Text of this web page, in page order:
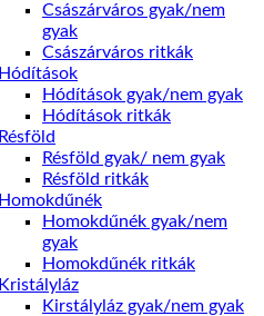
Császárváros gyak/nem
gyak
Császárváros ritkák
Hódítások
Hódítások gyak/nem gyak
Hódítások ritkák
Résföld
Résföld gyak/ nem gyak
Résföld ritkák
Homokdűnék
Homokdűnék gyak/nem
gyak
Homokdűnék ritkák
Kristályláz
Kirstályláz gyak/nem gyak